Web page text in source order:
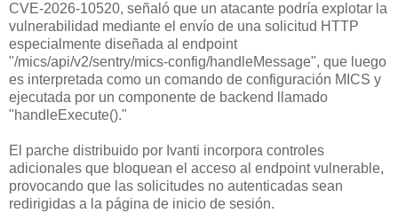
CVE-2026-10520, señaló que un atacante podría explotar la
vulnerabilidad mediante el envío de una solicitud HTTP
especialmente diseñada al endpoint
"/mics/api/v2/sentry/mics-config/handleMessage", que luego
es interpretada como un comando de configuración MICS y
ejecutada por un componente de backend llamado
"handleExecute()."
El parche distribuido por Ivanti incorpora controles
adicionales que bloquean el acceso al endpoint vulnerable,
provocando que las solicitudes no autenticadas sean
redirigidas a la página de inicio de sesión.